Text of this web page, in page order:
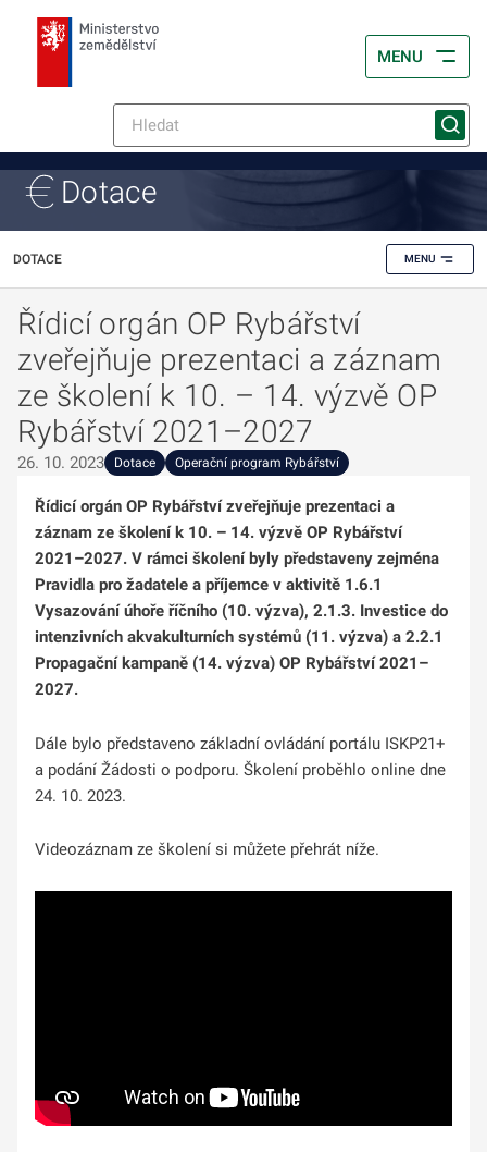
MENU
Dotace
DOTACE MENU
Řídicí orgán OP Rybářství
zveřejňuje prezentaci a záznam
ze školení k 10. – 14. výzvě OP
Rybářství 2021–2027
26. 10. 2023 Dotace Operační program Rybářství
Řídicí orgán OP Rybářství zveřejňuje prezentaci a
záznam ze školení k 10. – 14. výzvě OP Rybářství
2021–2027. V rámci školení byly představeny zejména
Pravidla pro žadatele a příjemce v aktivitě 1.6.1
Vysazování úhoře říčního (10. výzva), 2.1.3. Investice do
intenzivních akvakulturních systémů (11. výzva) a 2.2.1
Propagační kampaně (14. výzva) OP Rybářství 2021–
2027.
Dále bylo představeno základní ovládání portálu ISKP21+
a podání Žádosti o podporu. Školení proběhlo online dne
24. 10. 2023.
Videozáznam ze školení si můžete přehrát níže.